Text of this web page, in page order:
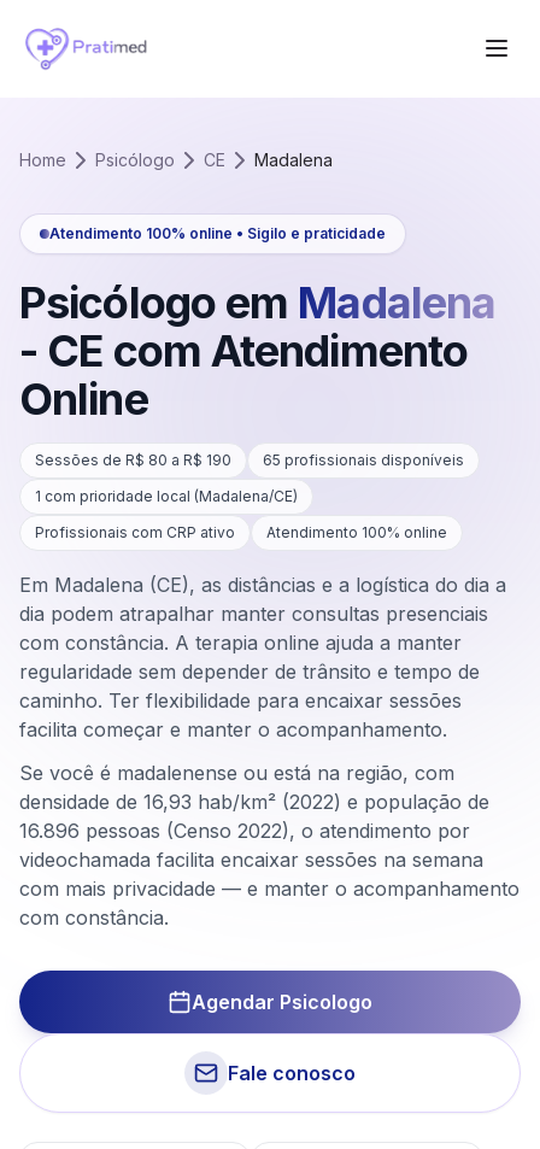
Home Psicólogo CE Madalena
Atendimento 100% online • Sigilo e praticidade
Psicólogo em Madalena
- CE com Atendimento
Online
Sessões de R$ 80 a R$ 190 65 profissionais disponíveis
1 com prioridade local (Madalena/CE)
Profissionais com CRP ativo
Atendimento 100% online
Em Madalena (CE), as distâncias e a logística do dia a
dia podem atrapalhar manter consultas presenciais
com constância. A terapia online ajuda a manter
regularidade sem depender de trânsito e tempo de
caminho. Ter flexibilidade para encaixar sessões
facilita começar e manter o acompanhamento.
Se você é madalenense ou está na região, com
densidade de 16,93 hab/km² (2022) e população de
16.896 pessoas (Censo 2022), o atendimento por
videochamada facilita encaixar sessões na semana
com mais privacidade — e manter o acompanhamento
com constância.
Agendar Psicologo
Fale conosco